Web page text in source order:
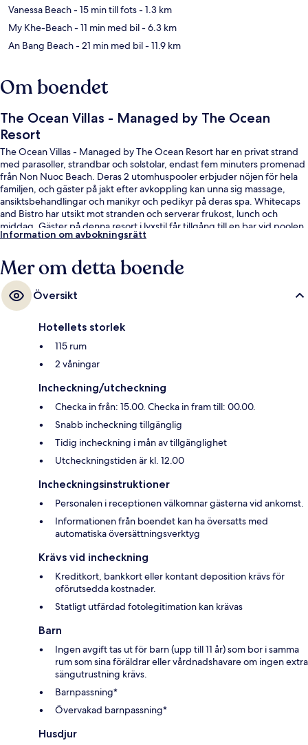
Vanessa Beach- 15 min till fots- 1.3 km
My Khe-Beach- 11 min med bil- 6.3 km
An Bang Beach- 21 min med bil- 11.9 km
Om boendet
The Ocean Villas - Managed by The Ocean
Resort
The Ocean Villas - Managed by The Ocean Resort har en privat strand
med parasoller, strandbar och solstolar, endast fem minuters promenad
från Non Nuoc Beach. Deras 2 utomhuspooler erbjuder nöjen för hela
familjen, och gäster på jakt efter avkoppling kan unna sig massage,
ansiktsbehandlingar och manikyr och pedikyr på deras spa. Whitecaps
and Bistro har utsikt mot stranden och serverar frukost, lunch och
middag. Gäster på denna resort i lyxstil får tillgång till en bar vid poolen
och ett fitnesscenter, och i samtliga rum finns kylskåp och
Information om avbokningsrätt
Mer om detta boende
Översikt
Hotellets storlek
115 rum
2 våningar
Incheckning/utcheckning
Checka in från: 15.00. Checka in fram till: 00.00.
Snabb incheckning tillgänglig
Tidig incheckning i mån av tillgänglighet
Utcheckningstiden är kl. 12.00
Incheckningsinstruktioner
Personalen i receptionen välkomnar gästerna vid ankomst.
Informationen från boendet kan ha översatts med
automatiska översättningsverktyg
Krävs vid incheckning
Kreditkort, bankkort eller kontant deposition krävs för
oförutsedda kostnader.
Statligt utfärdad fotolegitimation kan krävas
Barn
Ingen avgift tas ut för barn (upp till 11 år) som bor i samma
rum som sina föräldrar eller vårdnadshavare om ingen extra
sängutrustning krävs.
Barnpassning*
Övervakad barnpassning*
Husdjur